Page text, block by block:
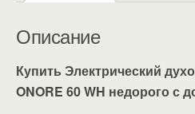
Описание
Купить Электрический
ONORE 60 WH недорого с